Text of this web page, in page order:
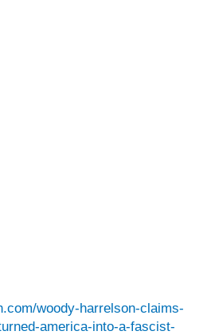
woody-harrelson-claims-
america-into-a-fascist-